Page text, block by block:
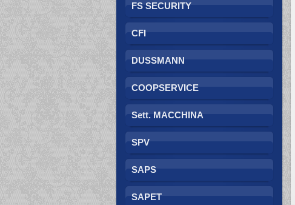
FS SECURITY
CFI
DUSSMANN
COOPSERVICE
Sett. MACCHINA
SPV
SAPS
SAPET